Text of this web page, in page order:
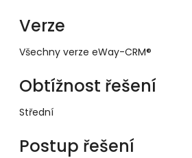
Verze
Všechny verze eWay-CRM®
Obtížnost řešení
Střední
Postup řešení